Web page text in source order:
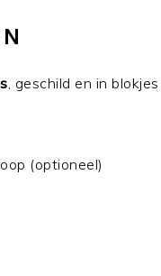
, geschild en in blokjes
(optioneel)